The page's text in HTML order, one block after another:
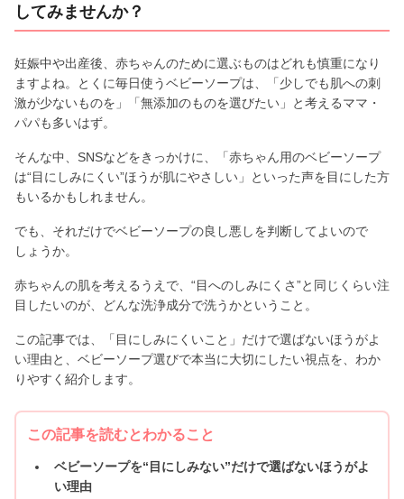
してみませんか？
妊娠中や出産後、赤ちゃんのために選ぶものはどれも慎重になり
ますよね。とくに毎日使うベビーソープは、「少しでも肌への刺
激が少ないものを」「無添加のものを選びたい」と考えるママ・
パパも多いはず。
そんな中、SNSなどをきっかけに、「赤ちゃん用のベビーソープ
は“目にしみにくい”ほうが肌にやさしい」といった声を目にした方
もいるかもしれません。
でも、それだけでベビーソープの良し悪しを判断してよいので
しょうか。
赤ちゃんの肌を考えるうえで、“目へのしみにくさ”と同じくらい注
目したいのが、どんな洗浄成分で洗うかということ。
この記事では、「目にしみにくいこと」だけで選ばないほうがよ
い理由と、ベビーソープ選びで本当に大切にしたい視点を、わか
りやすく紹介します。
この記事を読むとわかること
ベビーソープを“目にしみない”だけで選ばないほうがよ
い理由